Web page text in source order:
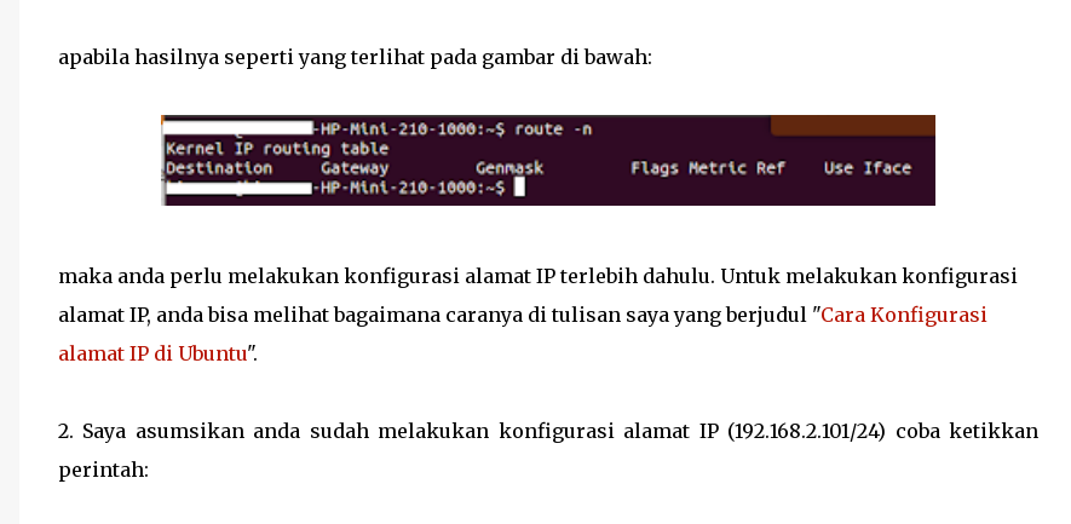
apabila hasilnya seperti yang terlihat pada gambar di bawah:
maka anda perlu melakukan konfigurasi alamat IP terlebih dahulu. Untuk melakukan konfigurasi
alamat IP, anda bisa melihat bagaimana caranya di tulisan saya yang berjudul "Cara Konfigurasi
alamat IP di Ubuntu".
2. Saya asumsikan anda sudah melakukan konfigurasi alamat IP (192.168.2.101/24) coba ketikkan
perintah: